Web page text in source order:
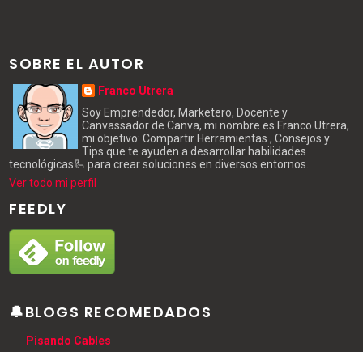
SOBRE EL AUTOR
Franco Utrera
Soy Emprendedor, Marketero, Docente y
Canvassador de Canva, mi nombre es Franco Utrera,
mi objetivo: Compartir Herramientas , Consejos y
Tips que te ayuden a desarrollar habilidades
tecnológicas🦾 para crear soluciones en diversos entornos.
Ver todo mi perfil
FEEDLY
🔔BLOGS RECOMEDADOS
Pisando Cables